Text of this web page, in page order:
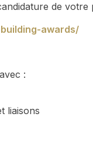
de votre
awards/
:
liaisons